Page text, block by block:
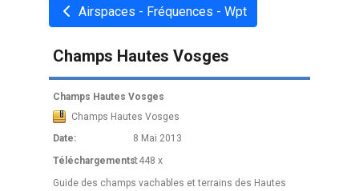
Airspaces - Fréquences - Wpt
Champs Hautes Vosges
Champs Hautes Vosges
Champs Hautes Vosges
Date:
8 Mai 2013
Téléchargements:1448 x
Guide des champs vachables et terrains des Hautes